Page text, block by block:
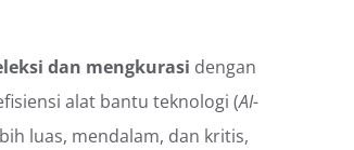
dan mengkurasi dengan
alat bantu teknologi (AI-
luas, mendalam, dan kritis,